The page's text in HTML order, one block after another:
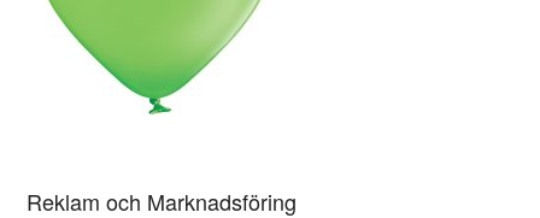
Reklam och Marknadsföring